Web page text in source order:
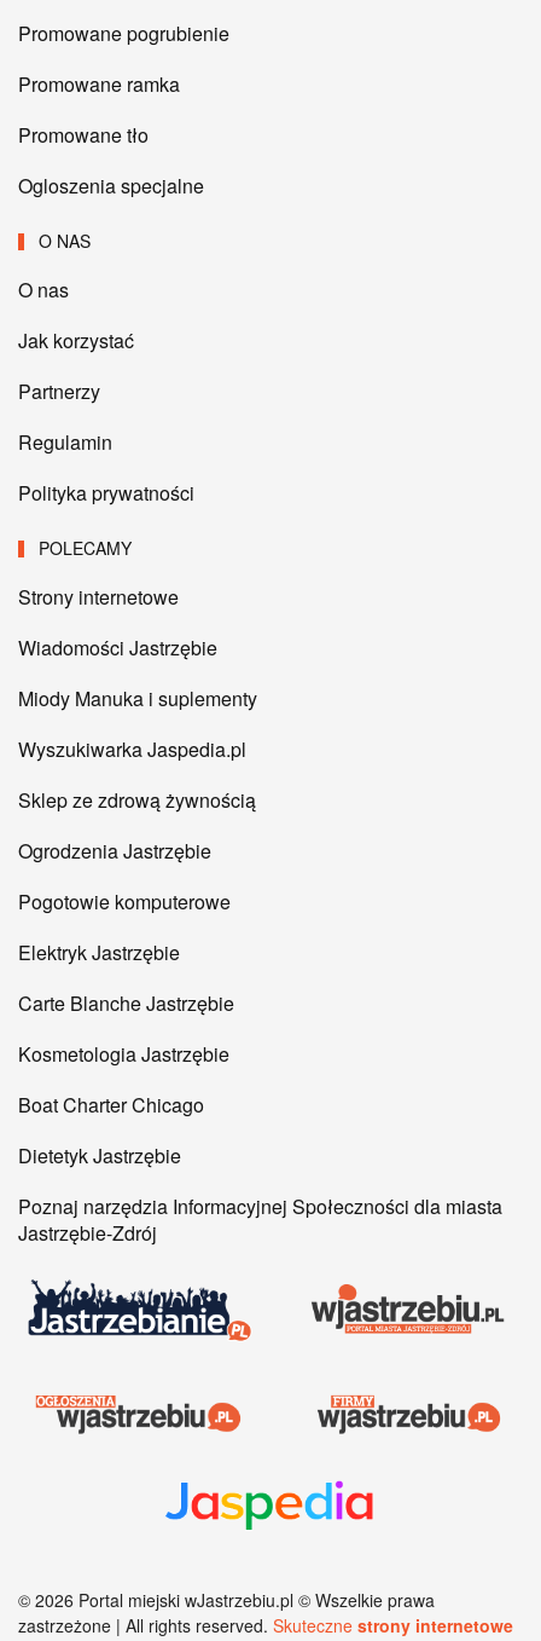
Promowane pogrubienie
Promowane ramka
Promowane tło
Ogloszenia specjalne
O NAS
O nas
Jak korzystać
Partnerzy
Regulamin
Polityka prywatności
POLECAMY
Strony internetowe
Wiadomości Jastrzębie
Miody Manuka i suplementy
Wyszukiwarka Jaspedia.pl
Sklep ze zdrową żywnością
Ogrodzenia Jastrzębie
Pogotowie komputerowe
Elektryk Jastrzębie
Carte Blanche Jastrzębie
Kosmetologia Jastrzębie
Boat Charter Chicago
Dietetyk Jastrzębie
Poznaj narzędzia Informacyjnej Społeczności dla miasta
Jastrzębie-Zdrój
© 2026 Portal miejski wJastrzebiu.pl © Wszelkie prawa
zastrzeżone | All rights reserved. Skuteczne strony internetowe